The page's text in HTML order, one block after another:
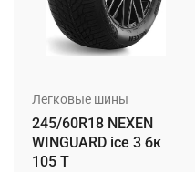
Легковые шины
245/60R18 NEXEN
WINGUARD ice 3 бк
105 T